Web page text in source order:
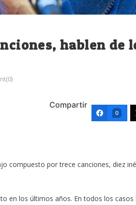
hablen de
Compartir
0
compuesto por trece canciones, diez
en los últimos años. En todos los casos